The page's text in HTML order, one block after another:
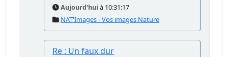
Aujourd'hui à 10:31:17
NAT'Images - Vos images Nature
Re : Un faux dur